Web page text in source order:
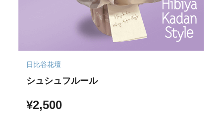
日比谷花壇
シュシュフルール
¥2,500